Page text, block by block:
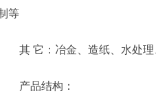
等
它：冶金、造纸、水处理
品结构：